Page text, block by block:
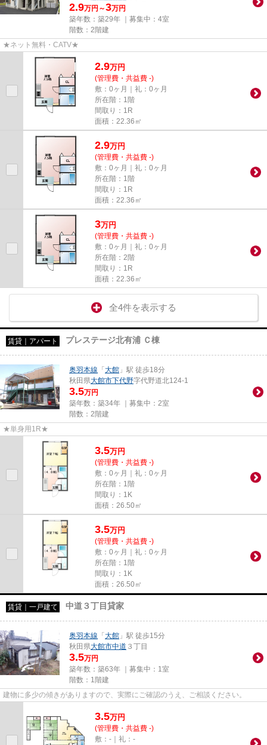
2.9万円～3万円
築年数：築29年 ｜募集中： 4室
階数：2階建
★ネット無料・CATV★
2.9万円
(管理費・共益費 -)
敷：0ヶ月｜礼：0ヶ月
所在階：1階
間取り：1R
面積：22.36㎡
2.9万円
(管理費・共益費 -)
敷：0ヶ月｜礼：0ヶ月
所在階：1階
間取り：1R
面積：22.36㎡
3万円
(管理費・共益費 -)
敷：0ヶ月｜礼：0ヶ月
所在階：2階
間取り：1R
面積：22.36㎡
全4件を表示する
賃貸｜アパート プレステージ北有浦 Ｃ棟
奥羽本線 「 大館 」駅 徒歩18分
秋田県大館市下代野字代野道北124-1
3.5万円
築年数：築34年 ｜募集中： 2室
階数：2階建
★単身用1R★
3.5万円
(管理費・共益費 -)
敷：0ヶ月｜礼：0ヶ月
所在階：1階
間取り：1K
面積：26.50㎡
3.5万円
(管理費・共益費 -)
敷：0ヶ月｜礼：0ヶ月
所在階：1階
間取り：1K
面積：26.50㎡
賃貸｜一戸建て 中道３丁目貸家
奥羽本線 「 大館 」駅 徒歩15分
秋田県大館市中道 ３丁目
3.5万円
築年数：築63年 ｜募集中： 1室
階数：1階建
建物に多少の傾きがありますので、実際にご確認のうえ、ご相談ください。
3.5万円
(管理費・共益費 -)
敷：-｜礼：-